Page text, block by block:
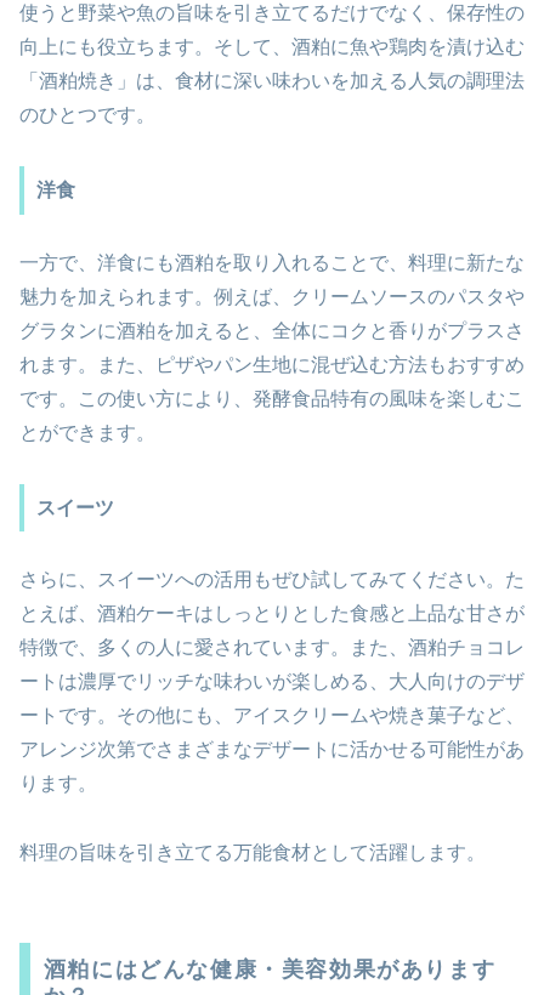
使うと野菜や魚の旨味を引き立てるだけでなく、保存性の
向上にも役立ちます。そして、酒粕に魚や鶏肉を漬け込む
「酒粕焼き」は、食材に深い味わいを加える人気の調理法
のひとつです。
洋食
一方で、洋食にも酒粕を取り入れることで、料理に新たな
魅力を加えられます。例えば、クリームソースのパスタや
グラタンに酒粕を加えると、全体にコクと香りがプラスさ
れます。また、ピザやパン生地に混ぜ込む方法もおすすめ
です。この使い方により、発酵食品特有の風味を楽しむこ
とができます。
スイーツ
さらに、スイーツへの活用もぜひ試してみてください。た
とえば、酒粕ケーキはしっとりとした食感と上品な甘さが
特徴で、多くの人に愛されています。また、酒粕チョコレ
ートは濃厚でリッチな味わいが楽しめる、大人向けのデザ
ートです。その他にも、アイスクリームや焼き菓子など、
アレンジ次第でさまざまなデザートに活かせる可能性があ
ります。
料理の旨味を引き立てる万能食材として活躍します。
酒粕にはどんな健康・美容効果があります